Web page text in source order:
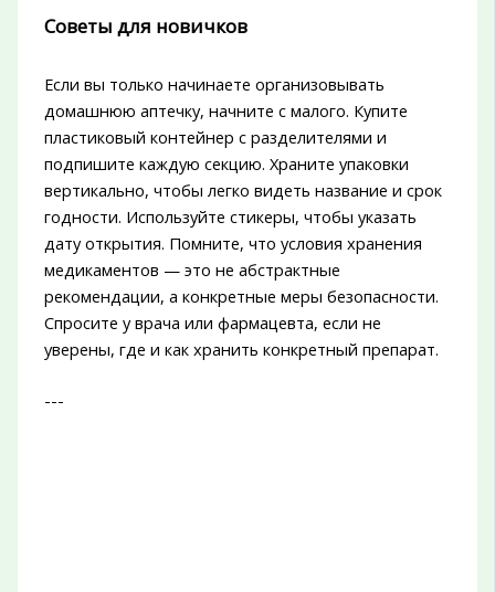
Советы для новичков
Если вы только начинаете организовывать
домашнюю аптечку, начните с малого. Купите
пластиковый контейнер с разделителями и
подпишите каждую секцию. Храните упаковки
вертикально, чтобы легко видеть название и срок
годности. Используйте стикеры, чтобы указать
дату открытия. Помните, что условия хранения
медикаментов — это не абстрактные
рекомендации, а конкретные меры безопасности.
Спросите у врача или фармацевта, если не
уверены, где и как хранить конкретный препарат.
---